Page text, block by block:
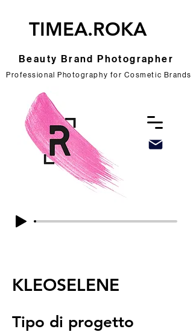
TIMEA.ROKA
Beauty Brand Photographer
Professional Photography for Cosmetic Brands
Professional Photography for Cosmetic Brands
KLEOSELENE
Tipo di progetto